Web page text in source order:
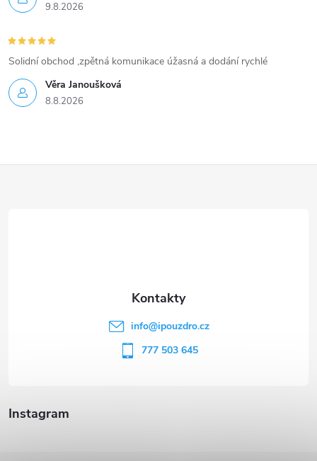
9.8.2026
Věra Janoušková
8.8.2026
Solidní obchod ,zpětná komunikace úžasná a dodání rychlé
Instagram
info@ipouzdro.cz
777 503 645